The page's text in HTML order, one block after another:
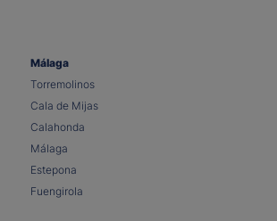
Málaga
Torremolinos
Cala de Mijas
Calahonda
Málaga
Estepona
Fuengirola